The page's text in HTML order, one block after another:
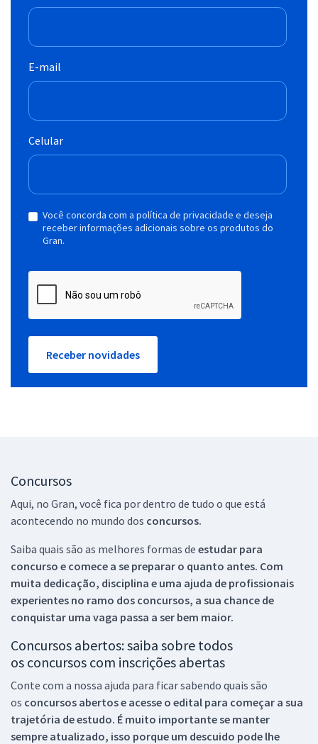
E-mail
Celular
Você concorda com a política de privacidade e deseja
receber informações adicionais sobre os produtos do
Gran.
Receber novidades
Concursos
Aqui, no Gran, você fica por dentro de tudo o que está
acontecendo no mundo dos concursos.
Saiba quais são as melhores formas de estudar para
concurso e comece a se preparar o quanto antes. Com
muita dedicação, disciplina e uma ajuda de profissionais
experientes no ramo dos concursos, a sua chance de
conquistar uma vaga passa a ser bem maior.
Concursos abertos: saiba sobre todos
os concursos com inscrições abertas
Conte com a nossa ajuda para ficar sabendo quais são
os concursos abertos e acesse o edital para começar a sua
trajetória de estudo. É muito importante se manter
sempre atualizado, isso porque um descuido pode lhe